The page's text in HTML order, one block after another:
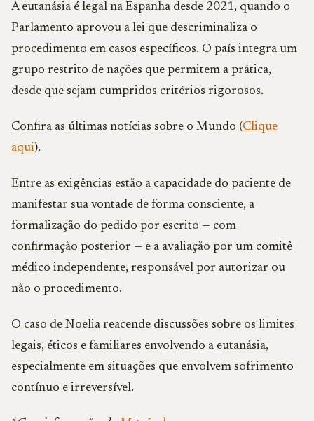
A eutanásia é legal na Espanha desde 2021, quando o
Parlamento aprovou a lei que descriminaliza o
procedimento em casos específicos. O país integra um
grupo restrito de nações que permitem a prática,
desde que sejam cumpridos critérios rigorosos.
Confira as últimas notícias sobre o Mundo (Clique
aqui).
Entre as exigências estão a capacidade do paciente de
manifestar sua vontade de forma consciente, a
formalização do pedido por escrito — com
confirmação posterior — e a avaliação por um comitê
médico independente, responsável por autorizar ou
não o procedimento.
O caso de Noelia reacende discussões sobre os limites
legais, éticos e familiares envolvendo a eutanásia,
especialmente em situações que envolvem sofrimento
contínuo e irreversível.